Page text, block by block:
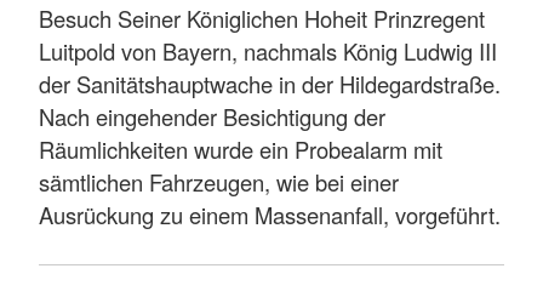
Besuch Seiner Königlichen Hoheit Prinzregent
Luitpold von Bayern, nachmals König Ludwig III
der Sanitätshauptwache in der Hildegardstraße.
Nach eingehender Besichtigung der
Räumlichkeiten wurde ein Probealarm mit
sämtlichen Fahrzeugen, wie bei einer
Ausrückung zu einem Massenanfall, vorgeführt.